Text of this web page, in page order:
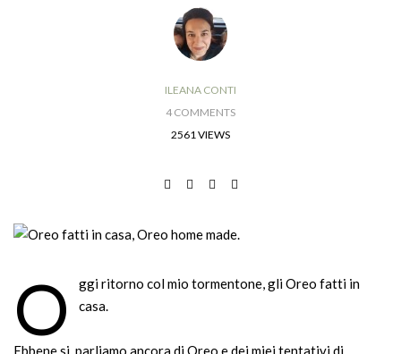
ILEANA CONTI
4 COMMENTS
2561 VIEWS
O
ggi ritorno col mio tormentone, gli Oreo fatti in
casa.